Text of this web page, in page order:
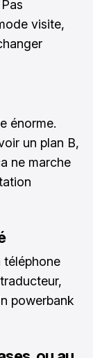
visite,
énorme.
un plan B,
ne marche
téléphone
powerbank